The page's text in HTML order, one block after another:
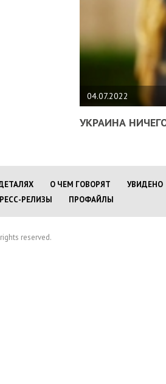
04.07.2022
УКРАИНА
О ЧЕМ ГОВОРЯТ
УВИДЕНО
РЕЛИЗЫ ПРОФАЙЛЫ
reserved.